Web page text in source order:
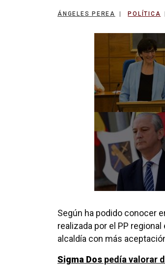
ÁNGELES PEREA POLÍTICA
Según ha podido conocer
realizada por el PP
alcaldía con más
Sigma Dos pedía valorar